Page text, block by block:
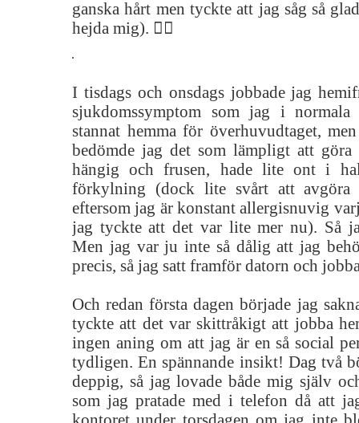
ganska hårt men tyckte att jag såg så
hejda mig). 🏃‍♀️
I tisdags och onsdags jobbade jag
sjukdomssymptom som jag i
stannat hemma för överhuvudtaget,
bedömde jag det som lämpligt att göra
hängig och frusen, hade lite ont i
förkylning (dock lite svårt att
eftersom jag är konstant allergisnuvig
jag tyckte att det var lite mer nu). Så
Men jag var ju inte så dålig att jag
precis, så jag satt framför datorn och
Och redan första dagen började jag
tyckte att det var skittråkigt att jobba
ingen aning om att jag är en så social
tydligen. En spännande insikt! Dag två
deppig, så jag lovade både mig själv
som jag pratade med i telefon då att